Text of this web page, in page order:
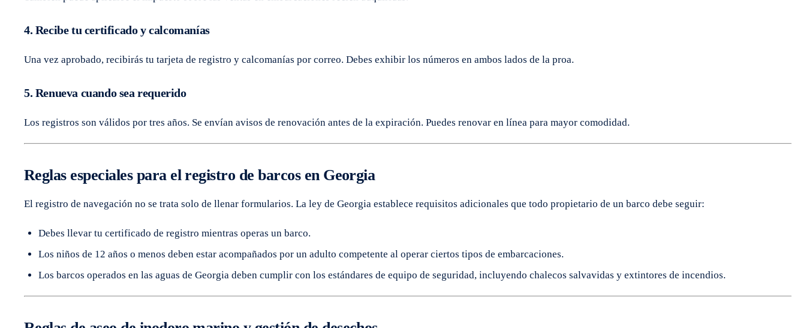
4. Recibe tu certificado y calcomanías
Una vez aprobado, recibirás tu tarjeta de registro y calcomanías por correo. Debes exhibir los números en ambos lados de la proa.
5. Renueva cuando sea requerido
Los registros son válidos por tres años. Se envían avisos de renovación antes de la expiración. Puedes renovar en línea para mayor comodidad.
Reglas especiales para el registro de barcos en Georgia
El registro de navegación no se trata solo de llenar formularios. La ley de Georgia establece requisitos adicionales que todo propietario de un barco debe seguir:
Debes llevar tu certificado de registro mientras operas un barco.
Los niños de 12 años o menos deben estar acompañados por un adulto competente al operar ciertos tipos de embarcaciones.
Los barcos operados en las aguas de Georgia deben cumplir con los estándares de equipo de seguridad, incluyendo chalecos salvavidas y extintores de incendios.